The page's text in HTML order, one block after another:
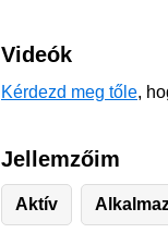
Videók
Kérdezd meg tőle,
Jellemzőim
Aktív